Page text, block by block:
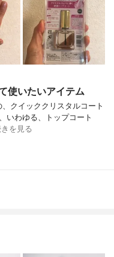
使いたいアイテム
クイッククリスタルコート
いわゆる、トップコート
を見る